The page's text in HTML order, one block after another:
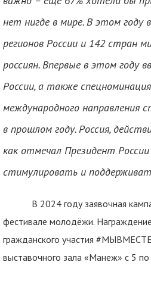
нет нигде в мире. В этом году
регионов России и 142 стран
россиян. Впервые в этом году
России, а также
международного направления
в прошлом году. Россия,
как отмечал Президент
стимулировать и
В 2024 году заявочная
фестивале молодёжи.
гражданского участия
выставочного зала «Манеж» с 5 по